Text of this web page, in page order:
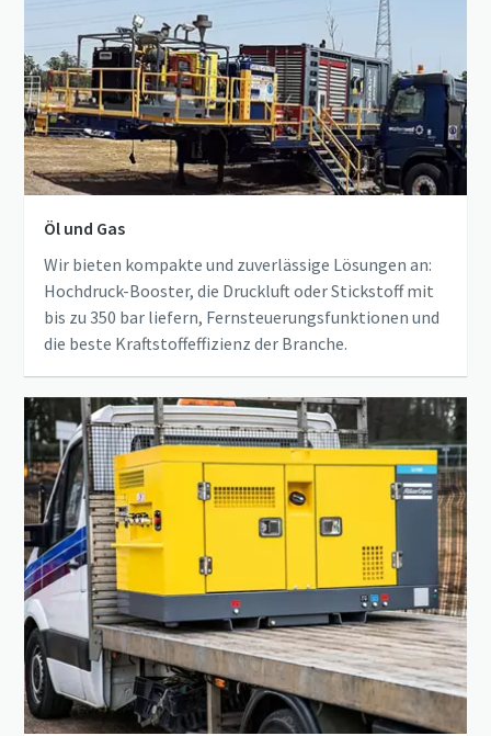
Öl und Gas
Wir bieten kompakte und zuverlässige Lösungen an:
Hochdruck-Booster, die Druckluft oder Stickstoff mit
bis zu 350 bar liefern, Fernsteuerungsfunktionen und
die beste Kraftstoffeffizienz der Branche.